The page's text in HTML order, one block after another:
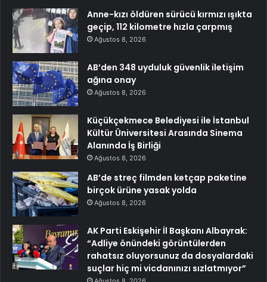
Anne-kızı öldüren sürücü kırmızı ışıkta
geçip, 112 kilometre hızla çarpmış
Ağustos 8, 2026
AB’den 348 uyduluk güvenlik iletişim
ağına onay
Ağustos 8, 2026
Küçükçekmece Belediyesi ile İstanbul
Kültür Üniversitesi Arasında Sinema
Alanında İş Birliği
Ağustos 8, 2026
AB’de streç filmden ketçap paketine
birçok ürüne yasak yolda
Ağustos 8, 2026
AK Parti Eskişehir İl Başkanı Albayrak:
“Adliye önündeki görüntülerden
rahatsız oluyorsunuz da dosyalardaki
suçlar hiç mi vicdanınızı sızlatmıyor”